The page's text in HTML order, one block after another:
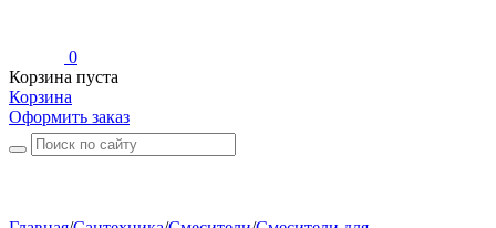
0
Корзина пуста
Корзина
Оформить заказ